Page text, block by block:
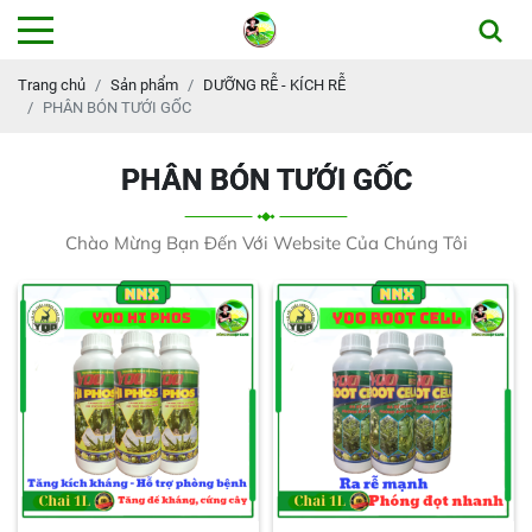
Trang chủ Sản phẩm
DƯỠNG RỄ - KÍCH RỄ
PHÂN BÓN TƯỚI GỐC
PHÂN BÓN TƯỚI GỐC
Chào Mừng Bạn Đến Với Website Của Chúng Tôi